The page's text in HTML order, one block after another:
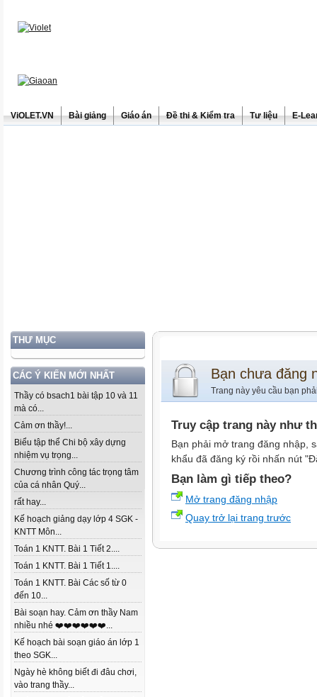
ViOLET.VN Bài giảng Giáo án Đề thi & Kiểm tra Tư liệu E-
THƯ MỤC
CÁC Ý KIẾN MỚI NHẤT
Thầy có bsach1 bài tập 10 và 11
mà có...
Cảm ơn thầy!...
Biểu tập thể Chi bộ xây dựng
nhiệm vụ trọng...
Chương trình công tác trọng tâm
của cá nhân Quý...
rất hay...
Kế hoạch giảng dạy lớp 4 SGK -
KNTT Môn...
Toán 1 KNTT. Bài 1 Tiết 2....
Toán 1 KNTT. Bài 1 Tiết 1....
Toán 1 KNTT. Bài Các số từ 0
đến 10...
Bài soạn hay. Cảm ơn thầy Nam
nhiều nhé ❤️❤️❤️❤️❤️❤️...
Kế hoạch bài soạn giáo án lớp 1
theo SGK...
Ngày hè không biết đi đâu chơi,
vào trang thầy...
Bạn chưa đăng
Trang này yêu cầu bạn
Truy cập trang này như
Bạn phải mở trang đăng nhập,
khẩu đã đăng ký rồi nhấn nút
Bạn làm gì tiếp theo?
Mở trang đăng nhập
Quay trở lại trang trước